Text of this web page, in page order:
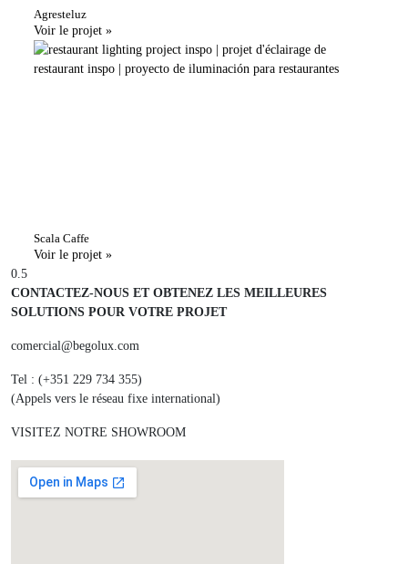
Agresteluz
Voir le projet »
Scala Caffe
Voir le projet »
CONTACTEZ-NOUS ET OBTENEZ LES MEILLEURES
SOLUTIONS POUR VOTRE PROJET
comercial@begolux.com
Tel : (+351 229 734 355)
(Appels vers le réseau fixe international)
VISITEZ NOTRE SHOWROOM